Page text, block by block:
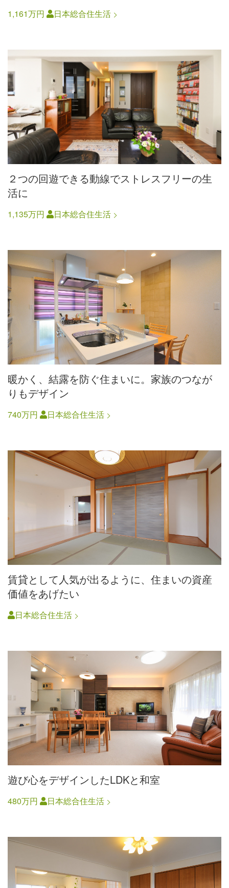
1,161万円 日本総合住生活
２つの回遊できる動線でストレスフリーの生
活に
1,135万円 日本総合住生活
暖かく、結露を防ぐ住まいに。家族のつなが
りもデザイン
740万円 日本総合住生活
賃貸として人気が出るように、住まいの資産
価値をあげたい
日本総合住生活
遊び心をデザインしたLDKと和室
480万円 日本総合住生活